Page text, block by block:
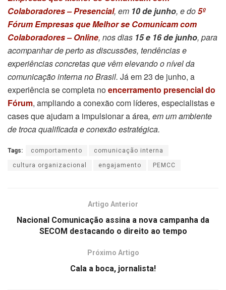
Colaboradores – Presencial, em 10 de junho, e do5º
Fórum Empresas que Melhor se Comunicam com
Colaboradores – Online, nos dias 15 e 16 de junho, para
acompanhar de perto as discussões, tendências e
experiências concretas que vêm elevando o nível da
comunicação interna no Brasil. Já em 23 de junho, a
experiência se completa noencerramento presencial do
Fórum, ampliando a conexão com líderes, especialistas e
cases que ajudam a impulsionar a área, em um ambiente
de troca qualificada e conexão estratégica.
Tags: comportamento comunicação interna
cultura organizacional engajamento PEMCC
Artigo Anterior
Nacional Comunicação assina a nova campanha da
SECOM destacando o direito ao tempo
Próximo Artigo
Cala a boca, jornalista!